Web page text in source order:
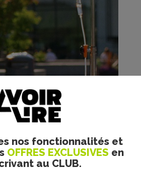
nos fonctionnalités et
OFFRES EXCLUSIVES en
au CLUB.